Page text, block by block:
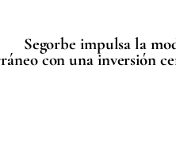
Segorbe impulsa la
con una inversión